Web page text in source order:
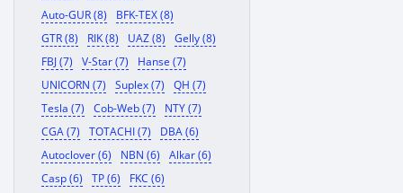
Auto-GUR (8)
BFK-TEX (8)
GTR (8)
RIK (8) UAZ (8)
Gelly (8)
FBJ (7)
V-Star (7)
Hanse (7)
UNICORN (7)
Suplex (7)
QH (7)
Tesla (7)
Cob-Web (7)
NTY (7)
CGA (7)
TOTACHI (7)
DBA (6)
Autoclover (6)
NBN (6)
Alkar (6)
Casp (6)
TP (6)
FKC (6)